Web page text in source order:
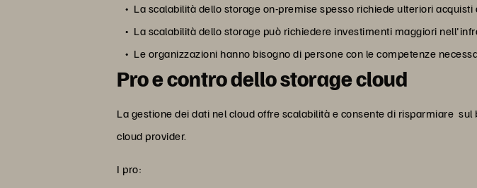
La scalabilità dello storage on-premise spesso richiede ulteriori
La scalabilità dello storage può richiedere investimenti maggiori
Le organizzazioni hanno bisogno di persone con le competenze
Pro e contro dello storage cloud
La gestione dei dati nel cloud offre scalabilità e consente di risparmiare
cloud provider.
I pro: